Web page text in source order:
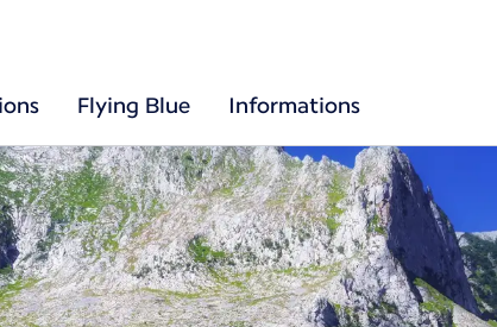
Flying Blue Informations